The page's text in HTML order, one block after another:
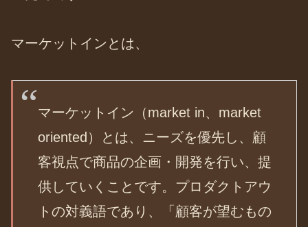
マーケットインとは、
マーケットイン（market in、market
oriented）とは、ニーズを優先し、顧
客視点で商品の企画・開発を行い、提
供していくことです。プロダクトアウ
トの対義語であり、「顧客が望むもの